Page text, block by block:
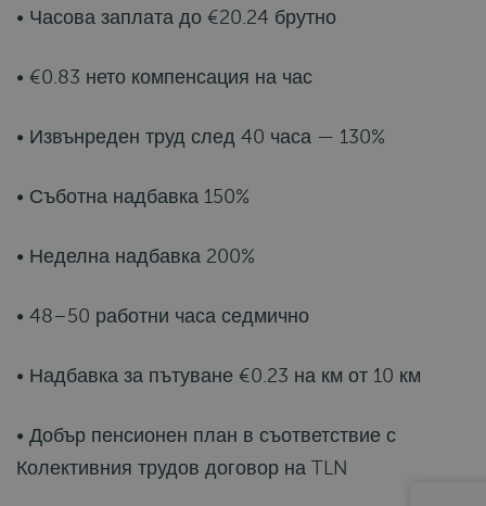
• Часова заплата до €20.24 брутно
• €0.83 нето компенсация на час
• Извънреден труд след 40 часа — 130%
• Съботна надбавка 150%
• Неделна надбавка 200%
• 48–50 работни часа седмично
• Надбавка за пътуване €0.23 на км от 10 км
• Добър пенсионен план в съответствие с
Колективния трудов договор на TLN